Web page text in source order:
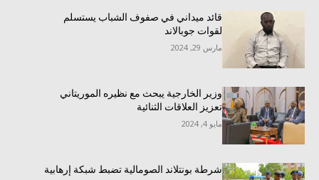
قائد ميداني في صفوف الشباب يستسلم
لقوات جوبالاند
مارس 29, 2024
وزير الخارجية يبحث مع نظيره الموريتاني
تعزيز العلاقات الثنائية
مايو 4, 2024
شرطة بونتلاند الصومالية تضبط شبكة إرهابية